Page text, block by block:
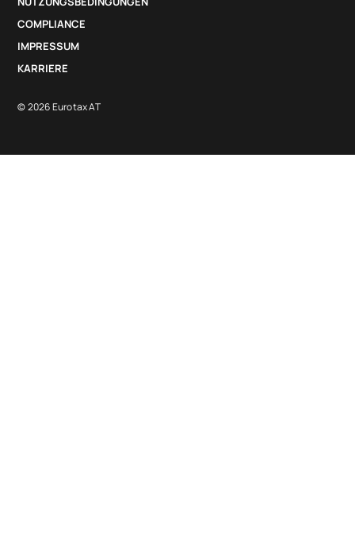
COMPLIANCE
IMPRESSUM
KARRIERE
© 2026 Eurotax AT